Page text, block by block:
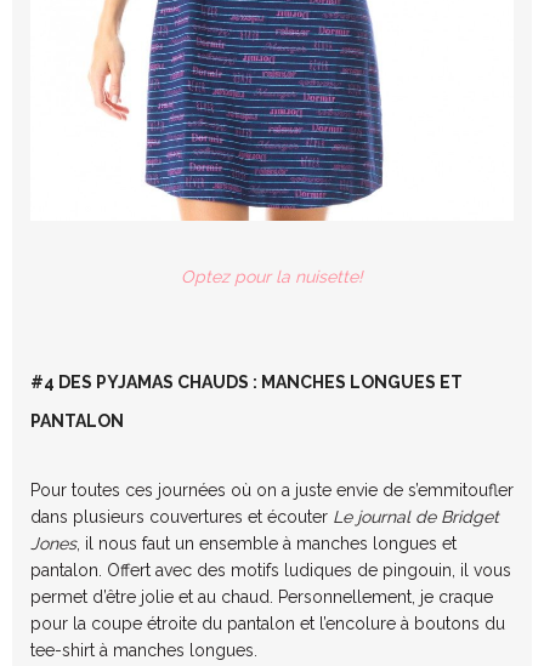
Optez pour la nuisette!
#4 DES PYJAMAS CHAUDS : MANCHES LONGUES ET
PANTALON
Pour toutes ces journées où on a juste envie de s’emmitoufler
dans plusieurs couvertures et écouter Le journal de Bridget
Jones, il nous faut un ensemble à manches longues et
pantalon. Offert avec des motifs ludiques de pingouin, il vous
permet d’être jolie et au chaud. Personnellement, je craque
pour la coupe étroite du pantalon et l’encolure à boutons du
tee-shirt à manches longues.